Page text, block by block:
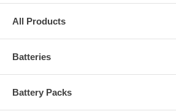
All Products
Batteries
Battery Packs